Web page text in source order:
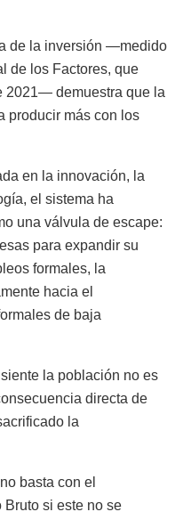
de la inversión —medido
de los Factores, que
2021— demuestra que la
producir más con los
en la innovación, la
el sistema ha
una válvula de escape:
para expandir su
formales, la
hacia el
de baja
la población no es
directa de
la
basta con el
si este no se